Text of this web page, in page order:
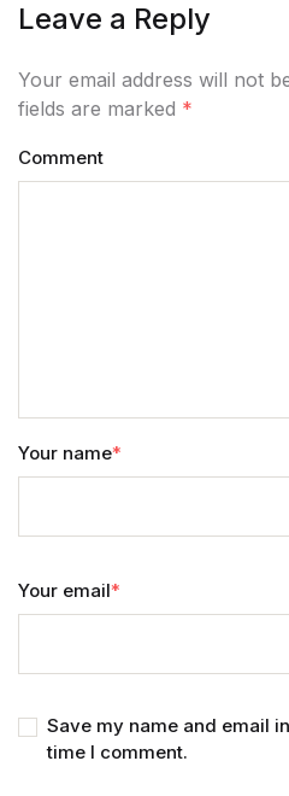
Leave a Reply
Your email address will not
fields are marked *
Comment
Your name*
Your email*
Save my name and email
time I comment.